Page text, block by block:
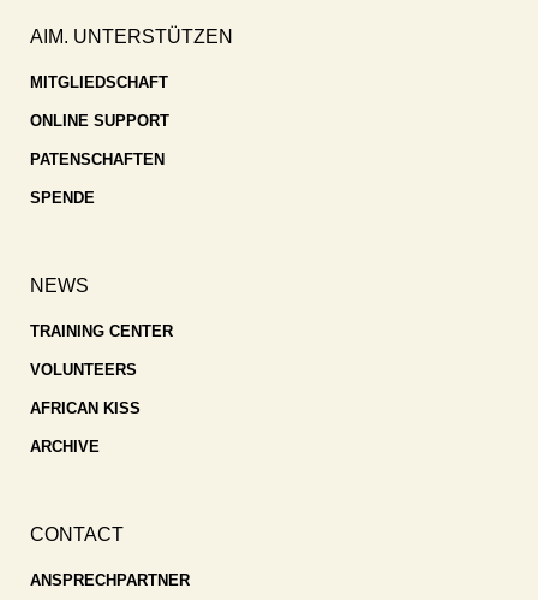
AIM. UNTERSTÜTZEN
MITGLIEDSCHAFT
ONLINE SUPPORT
PATENSCHAFTEN
SPENDE
NEWS
TRAINING CENTER
VOLUNTEERS
AFRICAN KISS
ARCHIVE
CONTACT
ANSPRECHPARTNER